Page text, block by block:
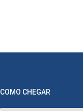
COMO CHEGAR